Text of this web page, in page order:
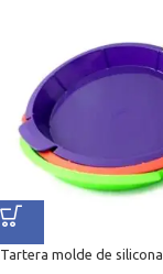
Tartera molde de silicona